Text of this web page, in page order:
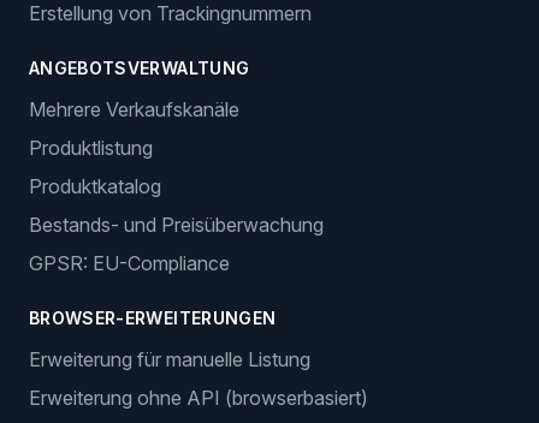
Erstellung von Trackingnummern
ANGEBOTSVERWALTUNG
Mehrere Verkaufskanäle
Produktlistung
Produktkatalog
Bestands- und Preisüberwachung
GPSR: EU-Compliance
BROWSER-ERWEITERUNGEN
Erweiterung für manuelle Listung
Erweiterung ohne API (browserbasiert)